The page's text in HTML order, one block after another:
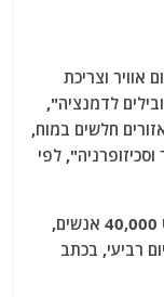
וצריכת
לדמנציה",
חלשים במוח,
לפי
המחקר, שהתבסס על סריקות מוח של כמעט 40,000 אנשים,
ביום רביעי, בכתב